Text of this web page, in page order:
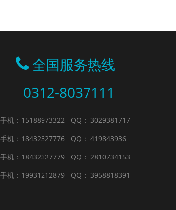
全国服务热线
0312-8037111
手机：15188973322
QQ： 3029381717
手机：18432327776 QQ： 419843936
手机：18432327779 QQ： 2810734153
手机：19931212879
QQ： 3958818391